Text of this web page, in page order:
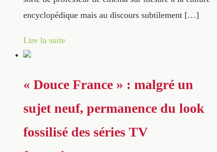
encyclopédique mais au discours subtilement […]
Lire la suite
« Douce France » : malgré un
sujet neuf, permanence du look
fossilisé des séries TV